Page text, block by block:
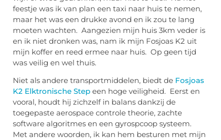
feestje was ik van plan een taxi naar huis te nemen,
maar het was een drukke avond en ik zou te lang
moeten wachten. Aangezien mijn huis 3km veder is
en ik niet dronken was, nam ik mijn Fosjoas K2 uit
mijn koffer en reed ermee naar huis. Op geen tijd
was veilig en wel thuis.
Niet als andere transportmiddelen, biedt de Fosjoas
K2 Elktronische Step een hoge veiligheid. Eerst en
vooral, houdt hij zichzelf in balans dankzij de
toegepaste aerospace controle theorie, zachte
software algoritmes en een gyrospcoop systeem.
Met andere woorden, ik kan hem besturen met mijn